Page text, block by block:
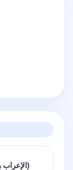
Падежи в арабском языке (الإعراب و أنواعه)